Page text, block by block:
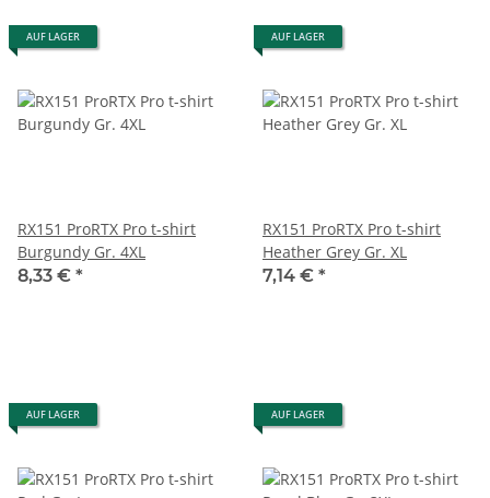
AUF LAGER
RX151 ProRTX Pro t-shirt
Burgundy Gr. 4XL
8,33 € *
AUF LAGER
RX151 ProRTX Pro t-shirt
Heather Grey Gr. XL
7,14 € *
AUF LAGER AUF LAGER